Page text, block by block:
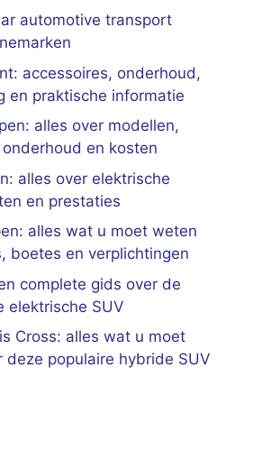
automotive transport
accessoires, onderhoud,
en praktische informatie
alles over modellen,
en kosten
alles over elektrische
en prestaties
alles wat u moet weten
boetes en verplichtingen
complete gids over de
elektrische SUV
Cross: alles wat u moet
deze populaire hybride SUV